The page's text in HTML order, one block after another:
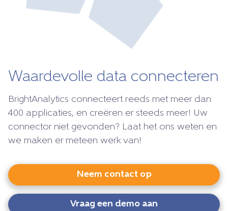
Waardevolle data connecteren
BrightAnalytics connecteert reeds met meer dan
400 applicaties, en creëren er steeds meer! Uw
connector niet gevonden? Laat het ons weten en
we maken er meteen werk van!
Neem contact op
Vraag een demo aan